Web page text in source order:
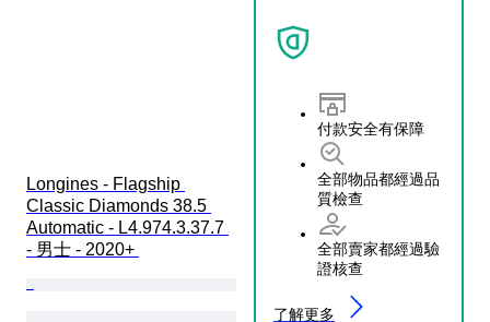
Longines - Flagship
Classic Diamonds 38.5
Automatic - L4.974.3.37.7
- 男士 - 2020+
付款安全有保障
全部物品都經過品
質檢查
全部賣家都經過驗
證核查
了解更多